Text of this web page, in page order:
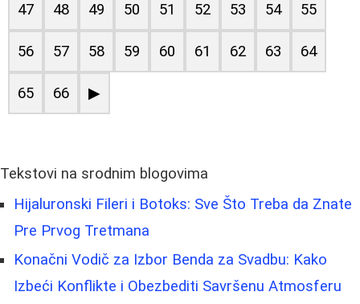
47 48 49 50 51 52 53 54 55
56 57 58 59 60 61 62 63 64
65 66 ▶
Tekstovi na srodnim blogovima
Hijaluronski Fileri i Botoks: Sve Što Treba da Znate
Pre Prvog Tretmana
Konačni Vodič za Izbor Benda za Svadbu: Kako
Izbeći Konflikte i Obezbediti Savršenu Atmosferu